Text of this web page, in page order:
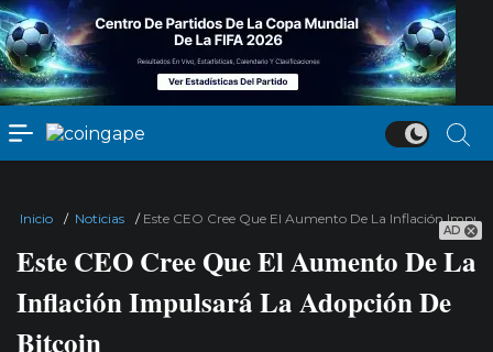
AD
Inicio / Noticias / Este CEO Cree Que El Aumento De La Inflación
Este CEO Cree Que El Aumento De La
Inflación Impulsará La Adopción De
Bitcoin